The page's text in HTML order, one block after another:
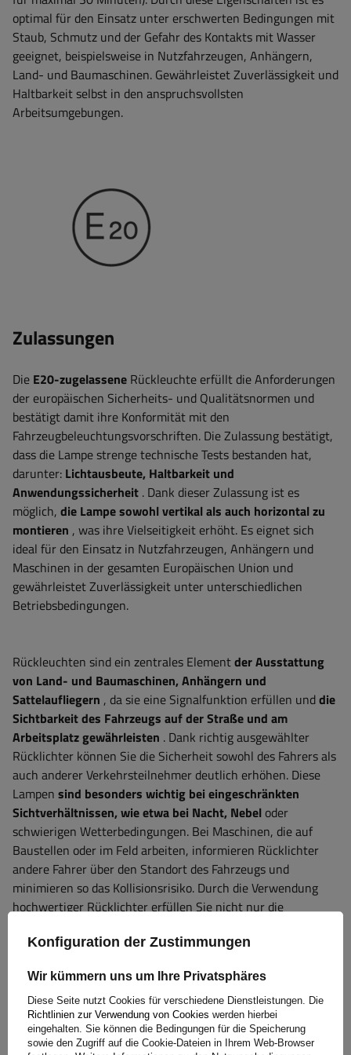
optimal für den Einsatz unter erschwerten Bedingungen mit
Staub, Schmutz und der Gefahr des Kontakts mit Wasser
geeignet, beispielsweise in Nutzfahrzeugen, Anhängern,
Land- und Baumaschinen. Gewährleistet Zuverlässigkeit und
Haltbarkeit selbst in den anspruchsvollsten
Arbeitsumgebungen.
Zulassungen
Die E20-zugelassene Rückleuchte erfüllt die Anforderungen
der europäischen Sicherheits- und Qualitätsnormen und
bestätigt damit ihre Konformität mit den
Fahrzeugbeleuchtungsvorschriften. Die Zulassung bestätigt,
dass die Lampe strenge technische Tests bestanden hat,
darunter: Lichtausbeute, Haltbarkeit und
Anwendungssicherheit . Dank dieser Zulassung ist es
möglich, die Lampe sowohl vertikal als auch horizontal zu
montieren , was ihre Vielseitigkeit erhöht. Es eignet sich
ideal für den Einsatz in Nutzfahrzeugen, Anhängern und
Maschinen in der gesamten Europäischen Union und
gewährleistet Zuverlässigkeit unter unterschiedlichen
Betriebsbedingungen.
Rückleuchten sind ein zentrales Elementder Ausstattung
von Land- und Baumaschinen, Anhängern und
Sattelaufliegern , da sie eine Signalfunktion erfüllen unddie
Sichtbarkeit des Fahrzeugs auf der Straße und am
Arbeitsplatz gewährleisten . Dank richtig ausgewählter
Rücklichter können Sie die Sicherheit sowohl des Fahrers als
auch anderer Verkehrsteilnehmer deutlich erhöhen. Diese
Lampen sind besonders wichtig bei eingeschränkten
Sichtverhältnissen, wie etwa bei Nacht, Nebel oder
schwierigen Wetterbedingungen. Bei Maschinen, die auf
Baustellen oder im Feld arbeiten, informieren Rücklichter
andere Fahrer über den Standort des Fahrzeugs und
minimieren so das Kollisionsrisiko. Durch die Verwendung
hochwertiger Rücklichter erfüllen Sie nicht nur die
Haltbarkeit und Zuverlässigkeit Ihrer Ausrüstung unter
Garantie
Konfiguration der Zustimmungen
Wir kümmern uns um Ihre Privatsphäres
Diese Seite nutzt Cookies für verschiedene Dienstleistungen. Die
Richtlinien zur Verwendung von Cookies werden hierbei
eingehalten. Sie können die Bedingungen für die Speicherung
sowie den Zugriff auf die Cookie-Dateien in Ihrem Web-Browser